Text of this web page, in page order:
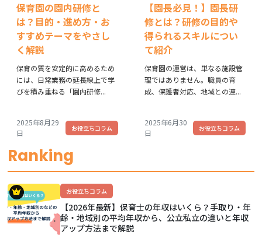
保育園の園内研修と
は？目的・進め方・お
すすめテーマをやさし
く解説
保育の質を安定的に高めるため
には、日常業務の延長線上で学
びを積み重ねる「園内研修...
2025年8月29
日
お役立ちコラム
【園長必見！】園長研
修とは？研修の目的や
得られるスキルについ
て紹介
保育園の運営は、単なる施設管
理ではありません。職員の育
成、保護者対応、地域との連...
2025年6月30
日
お役立ちコラム
Ranking
お役立ちコラム
【2026年最新】保育士の年収はいくら？手取り・年
齢・地域別の平均年収から、公立私立の違いと年収
アップ方法まで解説